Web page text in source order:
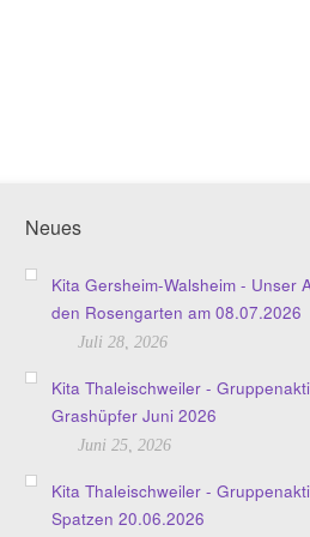
Neues
Kita Gersheim-Walsheim - Unser
den Rosengarten am 08.07.2026
Juli 28, 2026
Kita Thaleischweiler -
Grashüpfer Juni 2026
Juni 25, 2026
Kita Thaleischweiler -
Spatzen 20.06.2026